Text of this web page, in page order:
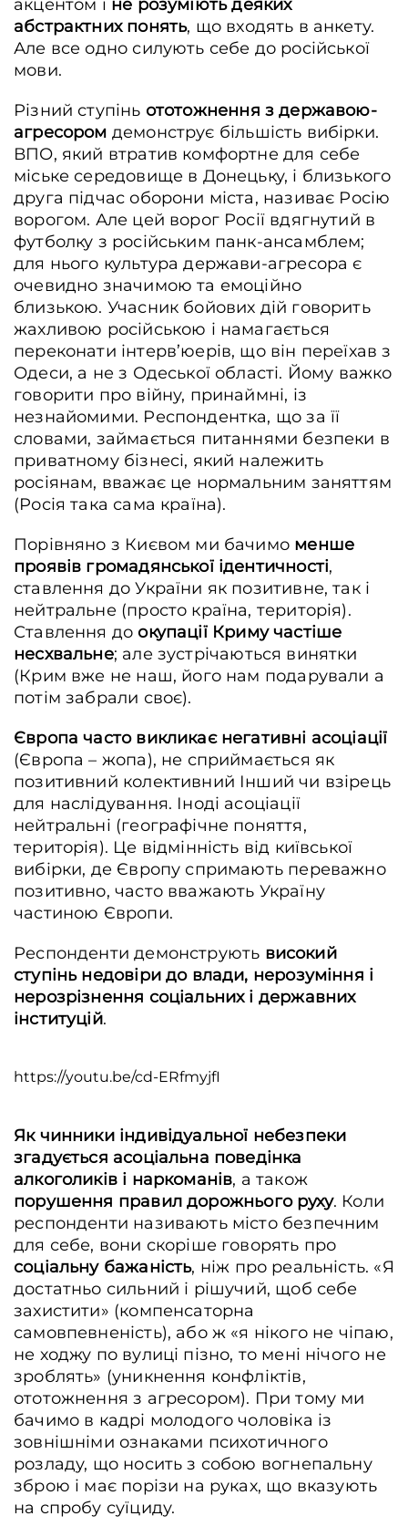
акцентом і не розуміють деяких
абстрактних понять, що входять в анкету.
Але все одно силують себе до російської
мови.
Різний ступінь ототожнення з державою-
агресором демонструє більшість вибірки.
ВПО, який втратив комфортне для себе
міське середовище в Донецьку, і близького
друга підчас оборони міста, називає Росію
ворогом. Але цей ворог Росії вдягнутий в
футболку з російським панк-ансамблем;
для нього культура держави-агресора є
очевидно значимою та емоційно
близькою. Учасник бойових дій говорить
жахливою російською і намагається
переконати інтерв’юерів, що він переїхав з
Одеси, а не з Одеської області. Йому важко
говорити про війну, принаймні, із
незнайомими. Респондентка, що за її
словами, займається питаннями безпеки в
приватному бізнесі, який належить
росіянам, вважає це нормальним заняттям
(Росія така сама країна).
Порівняно з Києвом ми бачимо менше
проявів громадянської ідентичності,
ставлення до України як позитивне, так і
нейтральне (просто країна, територія).
Ставлення до окупації Криму частіше
несхвальне; але зустрічаються винятки
(Крим вже не наш, його нам подарували а
потім забрали своє).
Європа часто викликає негативні асоціації
(Європа – жопа), не сприймається як
позитивний колективний Інший чи взірець
для наслідування. Іноді асоціації
нейтральні (географічне поняття,
територія). Це відмінність від київської
вибірки, де Європу спримають переважно
позитивно, часто вважають Україну
частиною Європи.
Респонденти демонструють високий
ступінь недовіри до влади, нерозуміння і
нерозрізнення соціальних і державних
інституцій.
https://youtu.be/cd-ERfmyjfI
Як чинники індивідуальної небезпеки
згадується асоціальна поведінка
алкоголиків і наркоманів, а також
порушення правил дорожнього руху. Коли
респонденти називають місто безпечним
для себе, вони скоріше говорять про
соціальну бажаність, ніж про реальність. «Я
достатньо сильний і рішучий, щоб себе
захистити» (компенсаторна
самовпевненість), або ж «я нікого не чіпаю,
не ходжу по вулиці пізно, то мені нічого не
зроблять» (уникнення конфліктів,
ототожнення з агресором). При тому ми
бачимо в кадрі молодого чоловіка із
зовнішніми ознаками психотичного
розладу, що носить з собою вогнепальну
зброю і має порізи на руках, що вказують
на спробу суїциду.